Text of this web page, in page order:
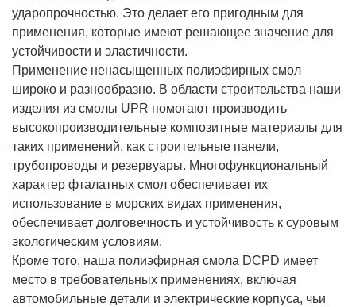
ударопрочностью. Это делает его пригодным для
применения, которые имеют решающее значение для
устойчивости и эластичности.
Применение ненасыщенных полиэфирных смол
широко и разнообразно. В области строительства наши
изделия из смолы UPR помогают производить
высокопроизводительные композитные материалы для
таких применений, как строительные панели,
трубопроводы и резервуары. Многофункциональный
характер фталатных смол обеспечивает их
использование в морских видах применения,
обеспечивает долговечность и устойчивость к суровым
экологическим условиям.
Кроме того, наша полиэфирная смола DCPD имеет
место в требовательных применениях, включая
автомобильные детали и электрические корпуса, чьи